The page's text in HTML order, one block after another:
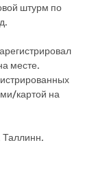
штурм по
месте.
картой на
Таллинн.